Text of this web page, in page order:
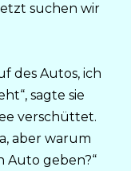
suchen wir
des Autos, ich
sagte sie
verschüttet.
aber warum
Auto geben?“